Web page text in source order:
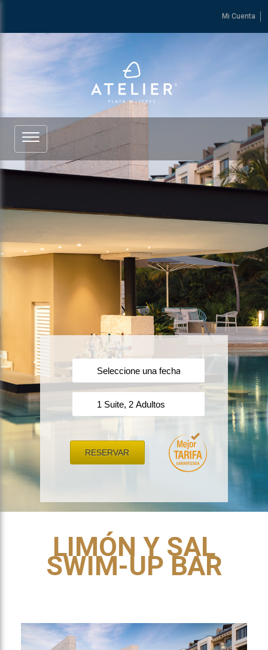
Mi Cuenta
Ver más de ATELIER Playa Mujeres
RESERVAR
LIMÓN Y SAL
SWIM-UP BAR